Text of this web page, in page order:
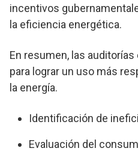
incentivos
la eficiencia energética.
En resumen, las
para lograr un uso más
la energía.
Identificación de
Evaluación del